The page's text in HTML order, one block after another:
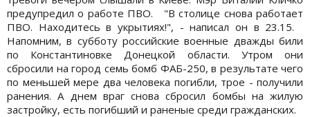
предупредил о работе ПВО. "В столице снова работает
ПВО. Находитесь в укрытиях!", - написал он в 23.15.
Напомним, в субботу российские военные дважды били
по Константиновке Донецкой области. Утром они
сбросили на город семь бомб ФАБ-250, в результате чего
по меньшей мере два человека погибли, трое - получили
ранения. А днем ​​враг снова сбросил бомбы на жилую
застройку, есть погибший и раненые среди гражданских.